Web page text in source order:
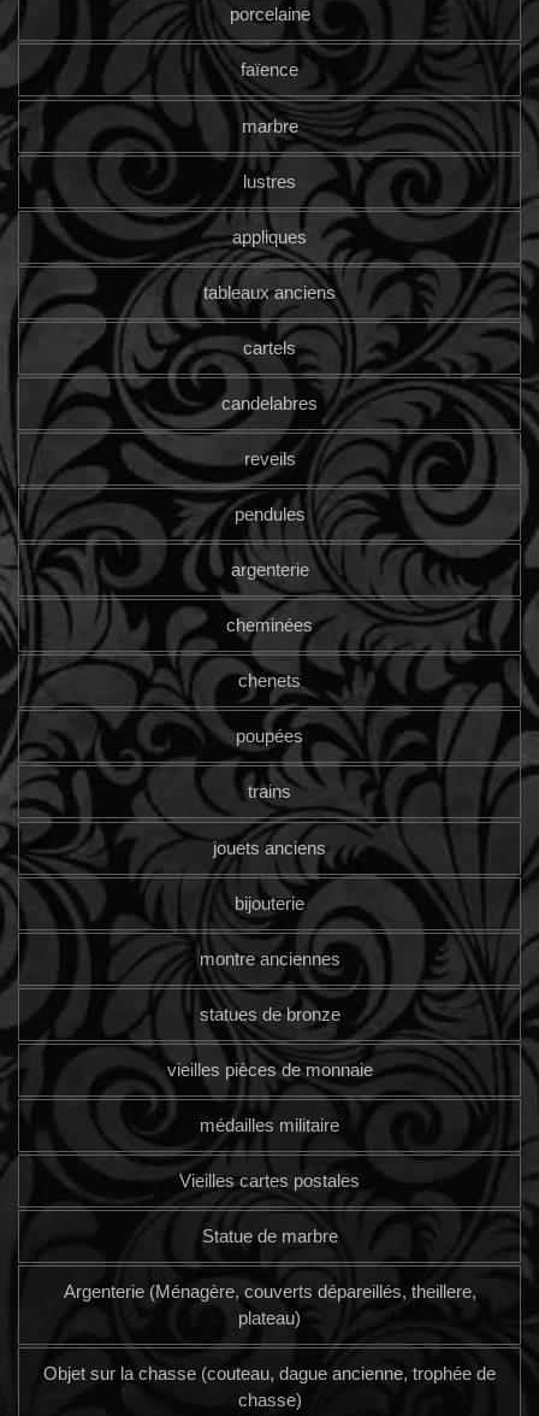
porcelaine
faïence
marbre
lustres
appliques
tableaux anciens
cartels
candelabres
reveils
pendules
argenterie
cheminées
chenets
poupées
trains
jouets anciens
bijouterie
montre anciennes
statues de bronze
vieilles pièces de monnaie
médailles militaire
Vieilles cartes postales
Statue de marbre
Argenterie (Ménagère, couverts dépareillés, theillere,
plateau)
Objet sur la chasse (couteau, dague ancienne, trophée de
chasse)